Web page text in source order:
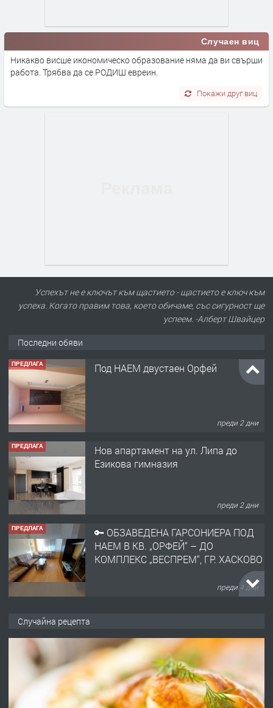
Случаен виц
Никакво висше икономическо образование няма да ви свърши
работа. Трябва да се РОДИШ евреин.
Покажи друг виц
Успехът не е ключът към щастието - щастието е ключ към
успеха. Когато правим това, което обичаме, със сигурност ще
успеем. -Алберт Швайцер
Последни обяви
ПРЕДЛАГА Под НАЕМ двустаен Орфей
преди 2 дни
ПРЕДЛАГА
Нов апартамент на ул. Липа до
Езикова гимназия
преди 2 дни
ПРЕДЛАГА
🔑 ОБЗАВЕДЕНА ГАРСОНИЕРА ПОД
НАЕМ В КВ. „ОРФЕЙ“ – ДО
КОМПЛЕКС „ВЕСПРЕМ“, ГР. ХАСКОВО
преди 4 дни
АПАРТАМЕНТ В ЦЕНТЪРА НА ГР.
ХАСКОВО
Давам гараж под наем
Случайна рецепта